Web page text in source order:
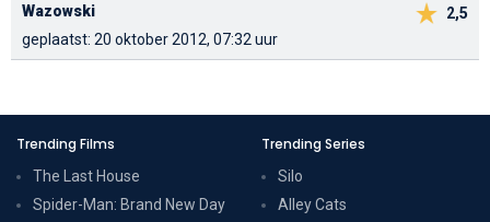
2,5
Wazowski
geplaatst: 20 oktober 2012, 07:32 uur
Trending Films
The Last House
Spider-Man: Brand New Day
Trending Series
Silo
Alley Cats